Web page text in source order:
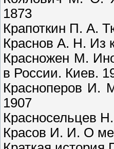
1873
Крапоткин П. А.
Краснов А. Н. Из
Красножен М.
в России. Киев.
Красноперов И.
1907
Красносельцев
Красов И. И. О